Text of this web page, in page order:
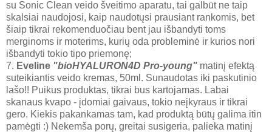
su Sonic Clean veido šveitimo aparatu, tai galbūt ne taip
skalsiai naudojosi, kaip naudotųsi prausiant rankomis, bet
šiaip tikrai rekomenduočiau bent jau išbandyti toms
merginoms ir moterims, kurių oda probleminė ir kurios nori
išbandyti tokio tipo priemonę;
7. Eveline "bioHYALURON4D Pro-young" matinį efektą
suteikiantis veido kremas, 50ml. Sunaudotas iki paskutinio
lašo!! Puikus produktas, tikrai bus kartojamas. Labai
skanaus kvapo - įdomiai gaivaus, tokio neįkyraus ir tikrai
gero. Kiekis pakankamas tam, kad produktą būtų galima itin
pamėgti :) Nekemša porų, greitai susigeria, palieka matinį